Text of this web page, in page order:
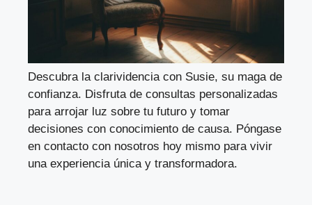
Descubra la clarividencia con Susie, su maga de
confianza. Disfruta de consultas personalizadas
para arrojar luz sobre tu futuro y tomar
decisiones con conocimiento de causa. Póngase
en contacto con nosotros hoy mismo para vivir
una experiencia única y transformadora.